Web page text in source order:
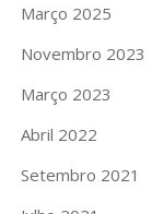
Março 2025
Novembro 2023
Março 2023
Abril 2022
Setembro 2021